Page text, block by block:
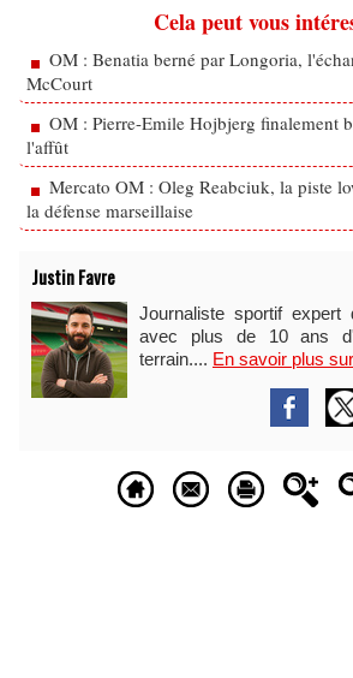
Cela peut vous
OM : Benatia berné par Longoria,
McCourt
OM : Pierre-Emile Hojbjerg finalement
l'affût
Mercato OM : Oleg Reabciuk, la piste
la défense marseillaise
Justin Favre
Journaliste sportif expert
avec plus de 10 ans
terrain.... En savoir plus